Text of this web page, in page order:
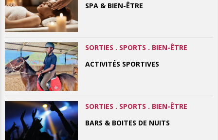
SPA & BIEN-ÊTRE
SORTIES . SPORTS . BIEN-ÊTRE
ACTIVITÉS SPORTIVES
SORTIES . SPORTS . BIEN-ÊTRE
BARS & BOITES DE NUITS